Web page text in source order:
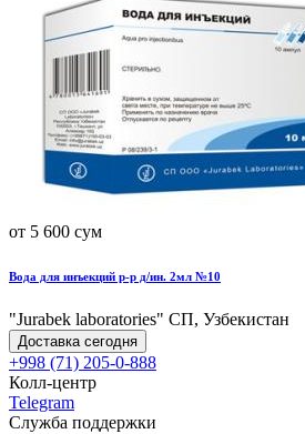
от 5 600 сум
Вода для инъекций р-р д/ин. 2мл №10
"Jurabek laboratories" СП, Узбекистан
Доставка сегодня
+998 (71) 205-0-888
Колл-центр
Telegram
Служба поддержки